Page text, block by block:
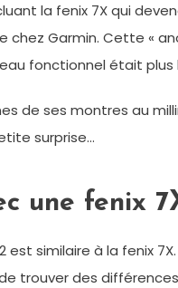
la fenix 7X qui
chez Garmin. Cette «
fonctionnel était plus
de ses montres au
surprise…
une fenix
similaire à la fenix
trouver des